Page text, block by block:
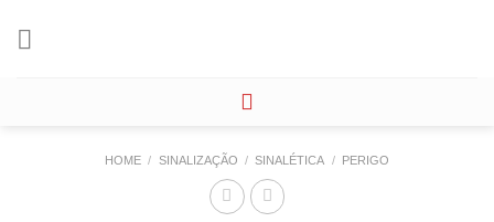
HOME / SINALIZAÇÃO / SINALÉTICA / PERIGO